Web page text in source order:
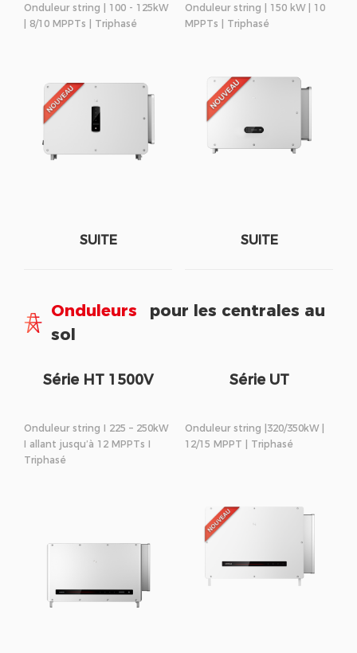
Onduleur string | 100 - 125kW
| 8/10 MPPTs | Triphasé
SUITE
Onduleur string | 150 kW | 10
MPPTs | Triphasé
SUITE
Onduleurs
pour les centrales au
sol
Série HT 1500V
Onduleur string I 225 – 250kW
I allant jusqu’à 12 MPPTs I
Triphasé
Série UT
Onduleur string |320/350kW |
12/15 MPPT | Triphasé